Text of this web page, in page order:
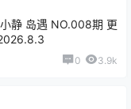
静 岛遇 NO.008期 更
0 3.9k